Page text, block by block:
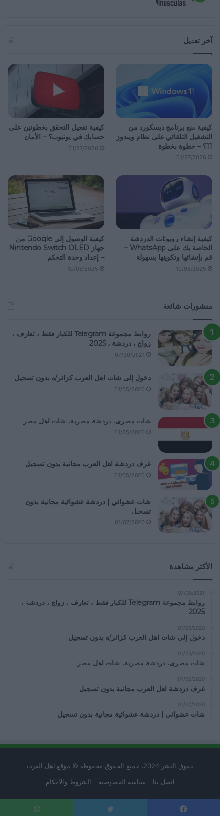
آخر تعديل
كيفية منع برنامج ديسكورد من
التشغيل التلقائي على نظام ويندوز
11؟ – خطوة بخطوة
01/27/2026
كيفية تفعيل التحقق بخطوتين على
حسابك في يوتيوب؟ – الأمان
01/27/2026
كيفية إنشاء روبوتات الدردشة
الخاصة بك على WhatsApp –
قم بإنشائها وتكوينها بسهولة
10/05/2025
كيفية الوصول إلى Google من
جهاز Nintendo Switch OLED
– إعداد وحدة التحكم
10/05/2025
منشورات شائعة
روابط مجموعة Telegram للكبار فقط ، تعارف ،
زواج ، دردشة ، 2025
07/30/2021
دخول إلى شات اهل العرب كزائر/ه بدون تسجيل
01/05/2020
شات مصرى، دردشة مصرية، شات اهل مصر
01/25/2020
غرف دردشة اهل العرب مجانية بدون تسجيل
01/05/2020
شات عشوائي | دردشة عشوائية مجانية بدون
تسجيل
01/07/2020
الأكثر مشاهدة
07/30/2021
روابط مجموعة Telegram للكبار فقط ، تعارف ، زواج ، دردشة ،
2025
01/05/2020
دخول إلى شات اهل العرب كزائر/ه بدون تسجيل
01/25/2020
شات مصرى، دردشة مصرية، شات اهل مصر
01/05/2020
غرف دردشة اهل العرب مجانية بدون تسجيل
01/07/2020
شات عشوائي | دردشة عشوائية مجانية بدون تسجيل
حقوق النشر 2024، جميع الحقوق محفوظة © موقع اهل العرب
اتصل بنا
سياسة الخصوصية الشروط والأحكام